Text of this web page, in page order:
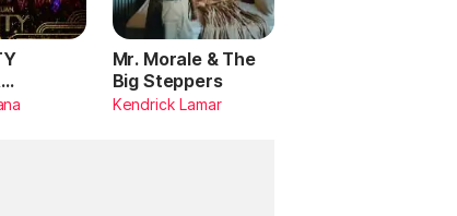
Mr. Morale & The
Big Steppers
Kendrick Lamar